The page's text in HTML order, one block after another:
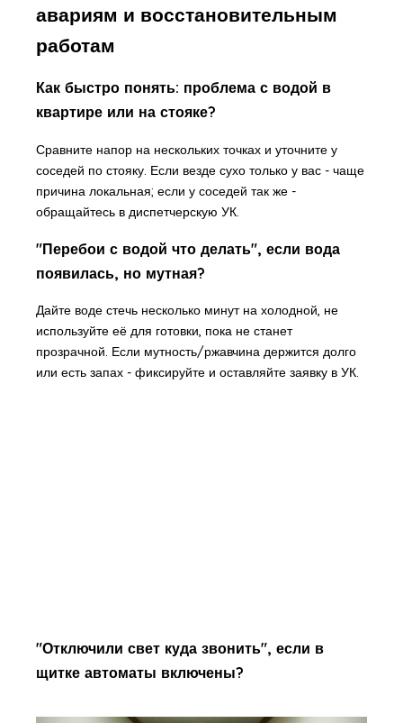
авариям и восстановительным
работам
Как быстро понять: проблема с водой в
квартире или на стояке?
Сравните напор на нескольких точках и уточните у
соседей по стояку. Если везде сухо только у вас - чаще
причина локальная; если у соседей так же -
обращайтесь в диспетчерскую УК.
"Перебои с водой что делать", если вода
появилась, но мутная?
Дайте воде стечь несколько минут на холодной, не
используйте её для готовки, пока не станет
прозрачной. Если мутность/ржавчина держится долго
или есть запах - фиксируйте и оставляйте заявку в УК.
"Отключили свет куда звонить", если в
щитке автоматы включены?